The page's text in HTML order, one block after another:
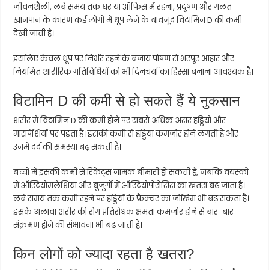
जीवनशैली, लंबे समय तक घर या ऑफिस में रहना, प्रदूषण और गलत
खानपान के कारण कई लोगों में धूप लेने के बावजूद विटामिन D की कमी
देखी जाती है।
इसलिए केवल धूप पर निर्भर रहने के बजाय पोषण से भरपूर आहार और
नियमित शारीरिक गतिविधियों को भी दिनचर्या का हिस्सा बनाना आवश्यक है।
विटामिन D की कमी से हो सकते हैं ये नुकसान
शरीर में विटामिन D की कमी होने पर सबसे अधिक असर हड्डियों और
मांसपेशियों पर पड़ता है। इसकी कमी से हड्डियां कमजोर होने लगती हैं और
उनमें दर्द की समस्या बढ़ सकती है।
बच्चों में इसकी कमी से रिकेट्स नामक बीमारी हो सकती है, जबकि वयस्कों
में ऑस्टियोमलेशिया और बुजुर्गों में ऑस्टियोपोरोसिस का खतरा बढ़ जाता है।
लंबे समय तक कमी रहने पर हड्डियों के फ्रैक्चर का जोखिम भी बढ़ सकता है।
इसके अलावा शरीर की रोग प्रतिरोधक क्षमता कमजोर होने से बार-बार
संक्रमण होने की संभावना भी बढ़ जाती है।
किन लोगों को ज्यादा रहता है खतरा?